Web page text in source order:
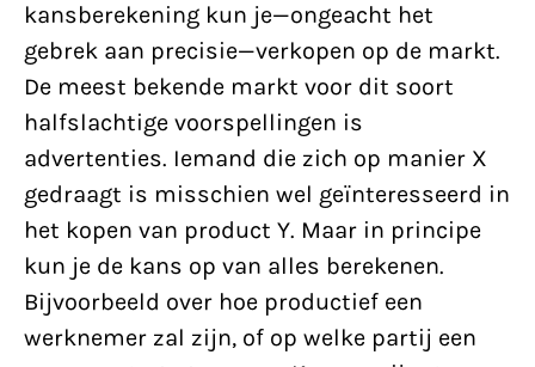
kansberekening kun je—ongeacht het
gebrek aan precisie—verkopen op de markt.
De meest bekende markt voor dit soort
halfslachtige voorspellingen is
advertenties. Iemand die zich op manier X
gedraagt is misschien wel geïnteresseerd in
het kopen van product Y. Maar in principe
kun je de kans op van alles berekenen.
Bijvoorbeeld over hoe productief een
werknemer zal zijn, of op welke partij een